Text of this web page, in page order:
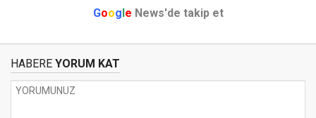
Google News'de takip et
HABERE YORUM KAT